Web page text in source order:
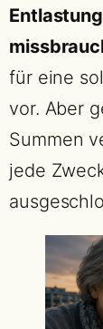
für eine
vor. Aber
Summen
jede